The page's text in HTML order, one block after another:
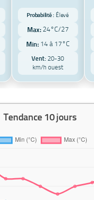
Probabilité : Élevé
Max: 24°C/27
Min: 14 à 17°C
Vent: 20-30
km/h ouest
Tendance 10 jours